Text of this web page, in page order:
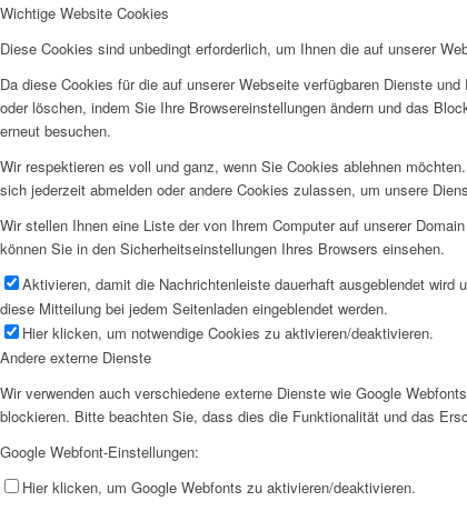
Wichtige Website Cookies
Diese Cookies sind unbedingt erforderlich, um Ihnen die auf unserer
Da diese Cookies für die auf unserer Webseite verfügbaren Dienste
oder löschen, indem Sie Ihre Browsereinstellungen ändern und das
erneut besuchen.
Wir respektieren es voll und ganz, wenn Sie Cookies ablehnen
sich jederzeit abmelden oder andere Cookies zulassen, um unsere
Wir stellen Ihnen eine Liste der von Ihrem Computer auf unserer
können Sie in den Sicherheitseinstellungen Ihres Browsers einsehen.
Aktivieren, damit die Nachrichtenleiste dauerhaft ausgeblendet
diese Mitteilung bei jedem Seitenladen eingeblendet werden.
Hier klicken, um notwendige Cookies zu aktivieren/deaktivieren.
Andere externe Dienste
Wir verwenden auch verschiedene externe Dienste wie Google
blockieren. Bitte beachten Sie, dass dies die Funktionalität und das
Google Webfont-Einstellungen:
Hier klicken, um Google Webfonts zu aktivieren/deaktivieren.